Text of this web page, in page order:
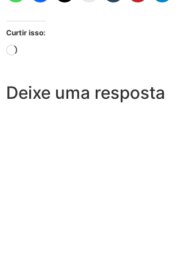
Curtir isso:
Deixe uma resposta